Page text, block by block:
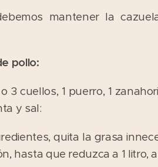
mantener la
pollo:
3 cuellos, 1 puerro, 1
y sal:
quita la grasa
hasta que reduzca a 1 litro,